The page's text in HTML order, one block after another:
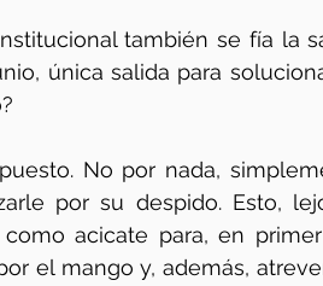
también se fía la
única salida para
No por nada,
por su despido. Esto,
acicate para, en
el mango y, además,